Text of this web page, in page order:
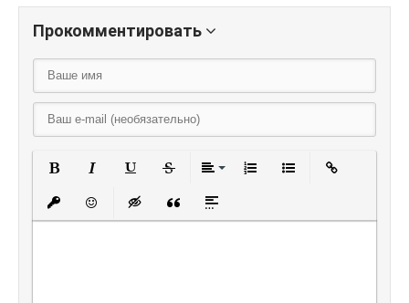
Прокомментировать
Вставить защищенную ссылку
Вставить смайлик
Вставка скрытого текста
Вставка цитаты
Вставка спойлера